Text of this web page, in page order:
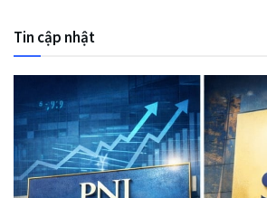
Tin cập nhật